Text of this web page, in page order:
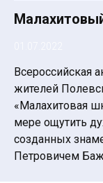
Всероссийская
жителей
«Малахитовая
мере ощутить
созданных
Петровичем